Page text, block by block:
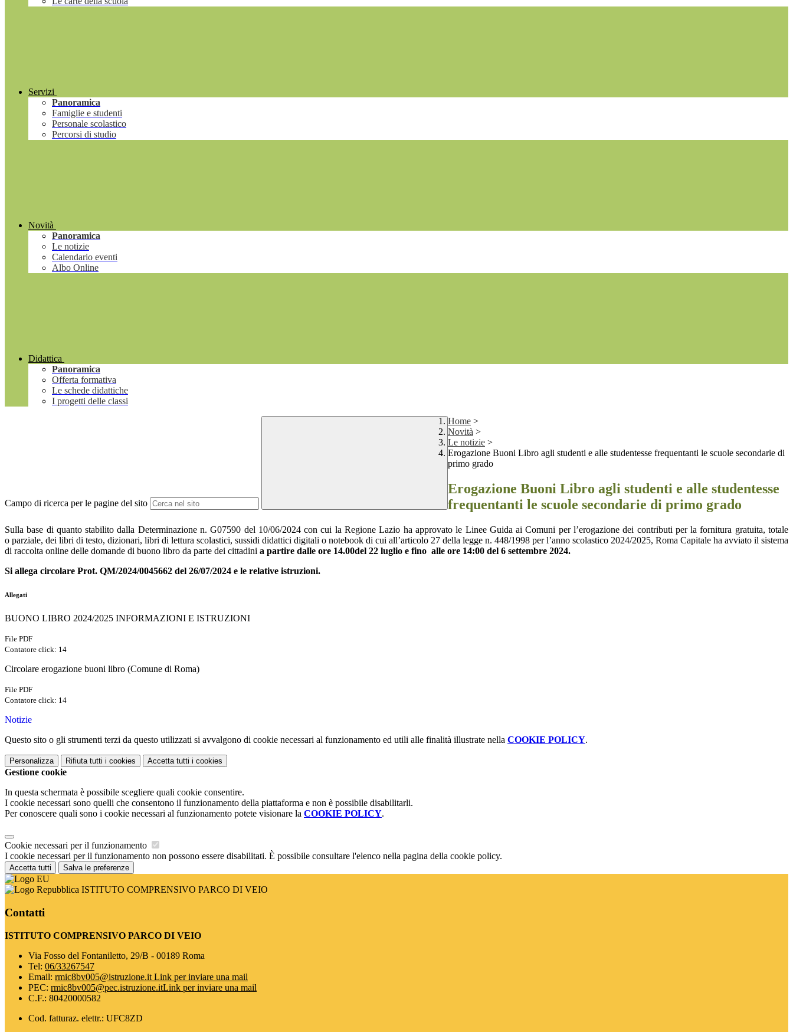
Servizi
Panoramica
Famiglie e studenti
Personale scolastico
Percorsi di studio
Novità
Panoramica
Le notizie
Calendario eventi
Albo Online
Didattica
Panoramica
Offerta formativa
Le schede didattiche
I progetti delle classi
Campo di ricerca per le pagine del sito
Home >
Novità >
Le notizie >
Erogazione Buoni Libro agli studenti e alle studentesse frequentanti le scuole secondarie di
primo grado
Erogazione Buoni Libro agli studenti e alle studentesse
frequentanti le scuole secondarie di primo grado
Sulla base di quanto stabilito dalla Determinazione n. G07590 del 10/06/2024 con cui la Regione Lazio ha approvato le Linee Guida ai Comuni per l’erogazione dei contributi per la fornitura gratuita, totale
o parziale, dei libri di testo, dizionari, libri di lettura scolastici, sussidi didattici digitali o notebook di cui all’articolo 27 della legge n. 448/1998 per l’anno scolastico 2024/2025, Roma Capitale ha avviato il sistema
di raccolta online delle domande di buono libro da parte dei cittadini a partire dalle ore 14.00del 22 luglio e fino alle ore 14:00 del 6 settembre 2024.
Si allega circolare Prot. QM/2024/0045662 del 26/07/2024 e le relative istruzioni.
Allegati
BUONO LIBRO 2024/2025 INFORMAZIONI E ISTRUZIONI
File PDF
Contatore click: 14
Circolare erogazione buoni libro (Comune di Roma)
File PDF
Contatore click: 14
Notizie
Questo sito o gli strumenti terzi da questo utilizzati si avvalgono di cookie necessari al funzionamento ed utili alle finalità illustrate nella COOKIE POLICY.
Personalizza Rifiuta tutti i cookies Accetta tutti i cookies
Gestione cookie
In questa schermata è possibile scegliere quali cookie consentire.
I cookie necessari sono quelli che consentono il funzionamento della piattaforma e non è possibile disabilitarli.
Per conoscere quali sono i cookie necessari al funzionamento potete visionare la COOKIE POLICY.
Cookie necessari per il funzionamento
I cookie necessari per il funzionamento non possono essere disabilitati. È possibile consultare l'elenco nella pagina della cookie policy.
Accetta tutti Salva le preferenze
ISTITUTO COMPRENSIVO PARCO DI VEIO
Contatti
ISTITUTO COMPRENSIVO PARCO DI VEIO
Via Fosso del Fontaniletto, 29/B - 00189 Roma
Tel: 06/33267547
Email: rmic8bv005@istruzione.it Link per inviare una mail
PEC: rmic8bv005@pec.istruzione.itLink per inviare una mail
C.F.: 80420000582
Cod. fatturaz. elettr.: UFC8ZD